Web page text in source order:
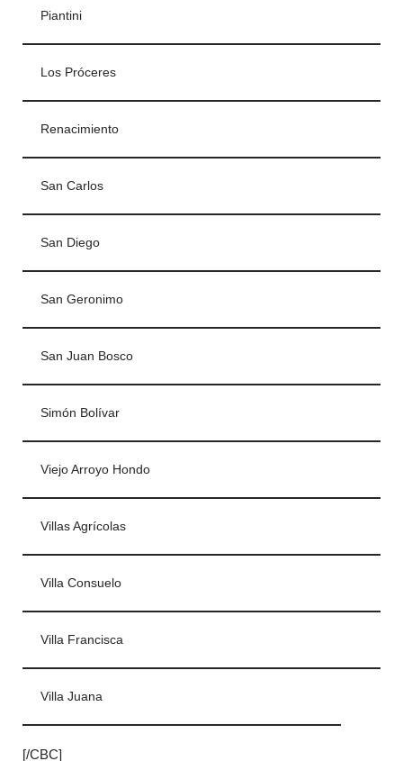
Piantini
Los Próceres
Renacimiento
San Carlos
San Diego
San Geronimo
San Juan Bosco
Simón Bolívar
Viejo Arroyo Hondo
Villas Agrícolas
Villa Consuelo
Villa Francisca
Villa Juana
[/CBC]